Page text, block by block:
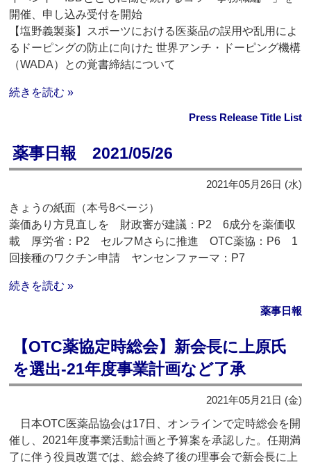
開催、申し込み受付を開始
【塩野義製薬】スポーツにおける医薬品の誤用や乱用によ
るドーピングの防止に向けた 世界アンチ・ドーピング機構
（WADA）との覚書締結について
続きを読む »
Press Release Title List
薬事日報 2021/05/26
2021年05月26日 (水)
きょうの紙面（本号8ページ）
薬価あり方見直しを 財政審が建議：P2 6成分を薬価収
載 厚労省：P2 セルフMさらに推進 OTC薬協：P6 1
回接種のワクチン申請 ヤンセンファーマ：P7
続きを読む »
薬事日報
【OTC薬協定時総会】新会長に上原氏
を選出‐21年度事業計画など了承
2021年05月21日 (金)
日本OTC医薬品協会は17日、オンラインで定時総会を開
催し、2021年度事業活動計画と予算案を承認した。任期満
了に伴う役員改選では、総会終了後の理事会で新会長に上